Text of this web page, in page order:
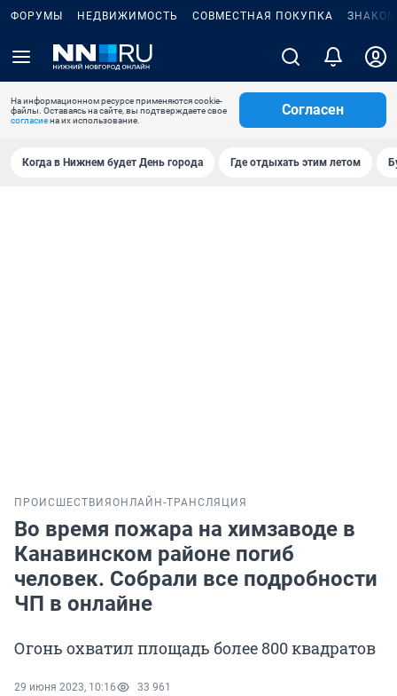
ФОРУМЫ НЕДВИЖИМОСТЬ СОВМЕСТНАЯ ПОКУПКА
На информационном ресурсе применяются cookie-
файлы. Оставаясь на сайте, вы подтверждаете свое
согласиена их использование.
Согласен
Когда в Нижнем будет День города Где отдыхать этим летом
ПРОИСШЕСТВИЯ ОНЛАЙН-ТРАНСЛЯЦИЯ
Во время пожара на химзаводе в
Канавинском районе погиб
человек. Собрали все подробности
ЧП в онлайне
Огонь охватил площадь более 800 квадратов
29 июня 2023, 10:16 33 961